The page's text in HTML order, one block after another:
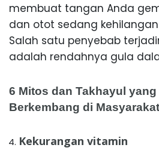
membuat tangan Anda
dan otot sedang
Salah satu penyebab
adalah rendahnya gula
6 Mitos dan Takhayul yang
Berkembang di
Kekurangan vitamin